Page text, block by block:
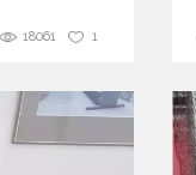
1
18061